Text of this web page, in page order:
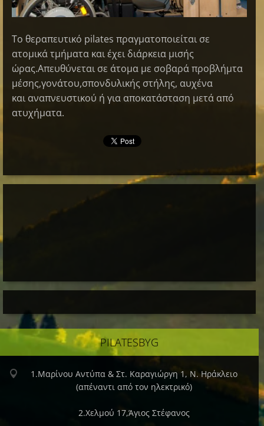
Το θεραπευτικό pilates πραγματοποιείται σε
ατομικά τμήματα και έχει διάρκεια μισής
ώρας.Απευθύνεται σε άτομα με σοβαρά προβλήμτα
μέσης,γονάτου,σπονδυλικής στήλης, αυχένα
και αναπνευστικού ή για αποκατάσταση μετά από
ατυχήματα.
ΡILATESBYG
1.Μαρίνου Αντύπα & Στ. Καραγιώργη 1, Ν. Ηράκλειο
(απέναντι από τον ηλεκτρικό)
2.Xελμού 17,Άγιος Στέφανος